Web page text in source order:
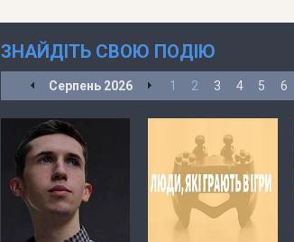
ЗНАЙДІТЬ СВОЮ ПОДІЮ
Серпень 2026 1 2 3 4 5 6